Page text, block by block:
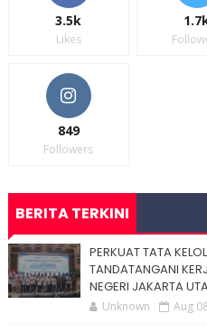
3.5k
Likes
849
Followers
BERITA TERKINI
PERKUAT TATA
TANDATANGANI
NEGERI JAKARTA
Unknown Aug